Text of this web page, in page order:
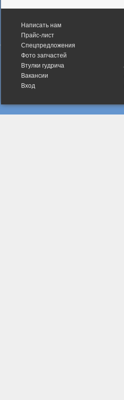
Написать нам
Прайс-лист
Спецпредложения
Фото запчастей
Втулки гудрича
Вакансии
Вход